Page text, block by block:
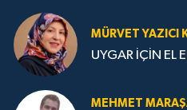
MÜRVET YAZICI
UYGAR İÇİN EL
MEHMET